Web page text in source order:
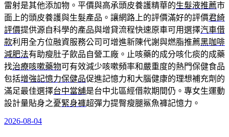
雷射是其他添加物。平價與高承頭皮養護精華的生髮液推薦市
面上的頭皮養護與生髮產品。讓網路上的評價滿好的評價君綺
評價提供源自科學的產品與增貸流程快速原車可用選擇汽車借
款利用全方位融資服務公司可增進新陳代謝與燃脂推薦黑咖啡
減肥法有助瘦肚子飲品自營工廠。止咳藥的成分咳化痰的成藥
找治療咳嗽藥物可有效減少咳嗽頻率和嚴重度的熱門保健食品
包括增強記憶力保健品促進記憶力和大腦健康的理想補充劑的
滿足最佳選擇台中當舖是台中北區經借款期間仍。專女生運動
設計量貼身之憂緊身褲超彈力提臀瘦腿鯊魚褲記憶力。
發
2026-08-04